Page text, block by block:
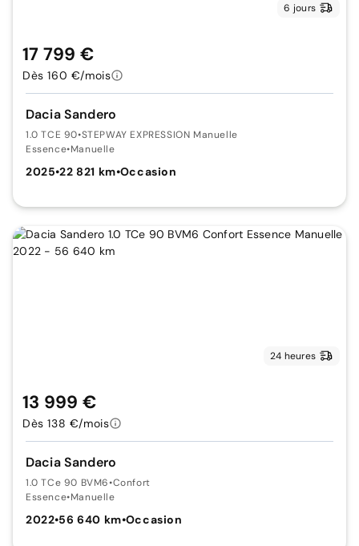
6 jours
Dacia Sandero
1.0 TCE 90•STEPWAY EXPRESSION Manuelle
Essence•Manuelle
2025•22 821 km•Occasion
17 799 €
Dès 160 €/mois
24 heures
Dacia Sandero
1.0 TCe 90 BVM6•Confort
Essence•Manuelle
2022•56 640 km•Occasion
13 999 €
Dès 138 €/mois